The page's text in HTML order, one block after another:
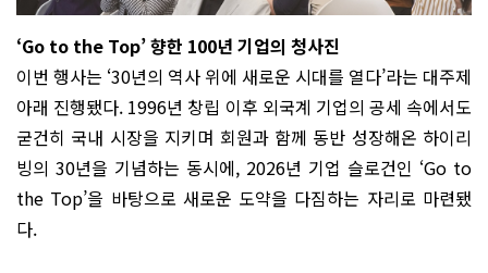
‘Go to the Top’ 향한 100년 기업의 청사진
이번 행사는 ‘30년의 역사 위에 새로운 시대를 열다’라는 대주제
아래 진행됐다. 1996년 창립 이후 외국계 기업의 공세 속에서도
굳건히 국내 시장을 지키며 회원과 함께 동반 성장해온 하이리
빙의 30년을 기념하는 동시에, 2026년 기업 슬로건인 ‘Go to
the Top’을 바탕으로 새로운 도약을 다짐하는 자리로 마련됐
다.